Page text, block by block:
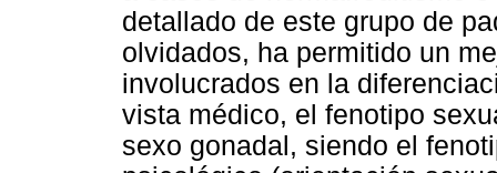
detallado de este grupo de
olvidados, ha permitido un
involucrados en la
vista médico, el fenotipo
sexo gonadal, siendo el